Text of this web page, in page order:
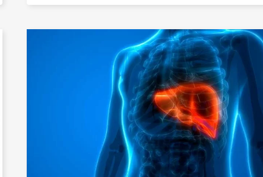
Toxicológico
Casos
Acidente
Trabalho?